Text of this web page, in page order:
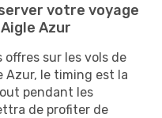
votre voyage
Azur
offres sur les vols de
Azur, le timing est la
pendant les
de profiter de